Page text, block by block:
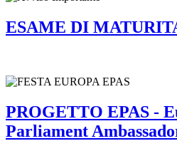
ESAME DI
PROGETTO EPAS -
Parliament